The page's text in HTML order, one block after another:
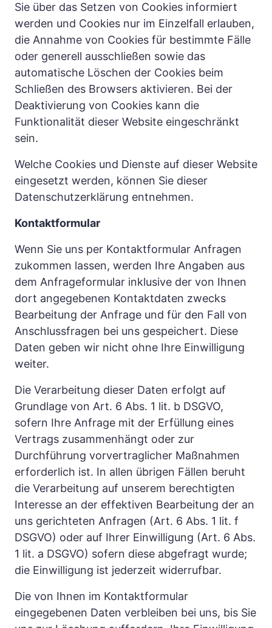
Sie über das Setzen von Cookies informiert
werden und Cookies nur im Einzelfall erlauben,
die Annahme von Cookies für bestimmte Fälle
oder generell ausschließen sowie das
automatische Löschen der Cookies beim
Schließen des Browsers aktivieren. Bei der
Deaktivierung von Cookies kann die
Funktionalität dieser Website eingeschränkt
sein.
Welche Cookies und Dienste auf dieser Website
eingesetzt werden, können Sie dieser
Datenschutzerklärung entnehmen.
Kontaktformular
Wenn Sie uns per Kontaktformular Anfragen
zukommen lassen, werden Ihre Angaben aus
dem Anfrageformular inklusive der von Ihnen
dort angegebenen Kontaktdaten zwecks
Bearbeitung der Anfrage und für den Fall von
Anschlussfragen bei uns gespeichert. Diese
Daten geben wir nicht ohne Ihre Einwilligung
weiter.
Die Verarbeitung dieser Daten erfolgt auf
Grundlage von Art. 6 Abs. 1 lit. b DSGVO,
sofern Ihre Anfrage mit der Erfüllung eines
Vertrags zusammenhängt oder zur
Durchführung vorvertraglicher Maßnahmen
erforderlich ist. In allen übrigen Fällen beruht
die Verarbeitung auf unserem berechtigten
Interesse an der effektiven Bearbeitung der an
uns gerichteten Anfragen (Art. 6 Abs. 1 lit. f
DSGVO) oder auf Ihrer Einwilligung (Art. 6 Abs.
1 lit. a DSGVO) sofern diese abgefragt wurde;
die Einwilligung ist jederzeit widerrufbar.
Die von Ihnen im Kontaktformular
eingegebenen Daten verbleiben bei uns, bis Sie